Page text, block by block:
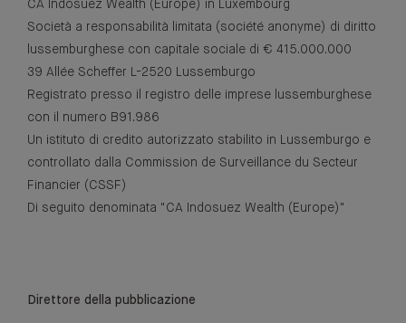
CA Indosuez Wealth (Europe) in Luxembourg
Società a responsabilità limitata (société anonyme) di diritto
lussemburghese con capitale sociale di € 415.000.000
39 Allée Scheffer L-2520 Lussemburgo
Registrato presso il registro delle imprese lussemburghese
con il numero B91.986
Un istituto di credito autorizzato stabilito in Lussemburgo e
controllato dalla Commission de Surveillance du Secteur
Financier (CSSF)
Di seguito denominata "CA Indosuez Wealth (Europe)"
Direttore della pubblicazione